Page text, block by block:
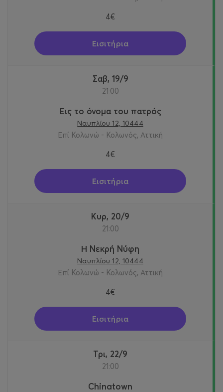
4€
Εισιτήρια
Σαβ, 19/9
21:00
Εις το όνομα του πατρός
Ναυπλίου 12, 10444
Επί Κολωνώ - Κολωνός, Αττική
4€
Εισιτήρια
Κυρ, 20/9
21:00
Η Νεκρή Νύφη
Ναυπλίου 12, 10444
Επί Κολωνώ - Κολωνός, Αττική
4€
Εισιτήρια
Τρι, 22/9
21:00
Chinatown